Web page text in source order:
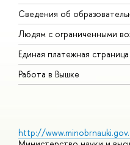
Сведения об
Людям с ограниченными
Единая платежная страница
Работа в Вышке
http://